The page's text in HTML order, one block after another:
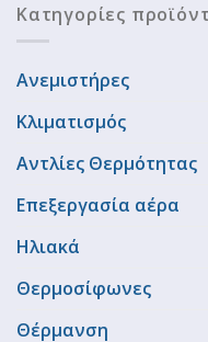
Κατηγορίες
Ανεμιστήρες
Κλιματισμός
Αντλίες Θερμότητας
Επεξεργασία αέρα
Ηλιακά
Θερμοσίφωνες
Θέρμανση